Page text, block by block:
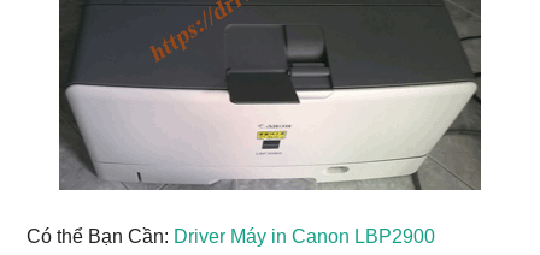
Có thể Bạn Cần: Driver Máy in Canon LBP2900